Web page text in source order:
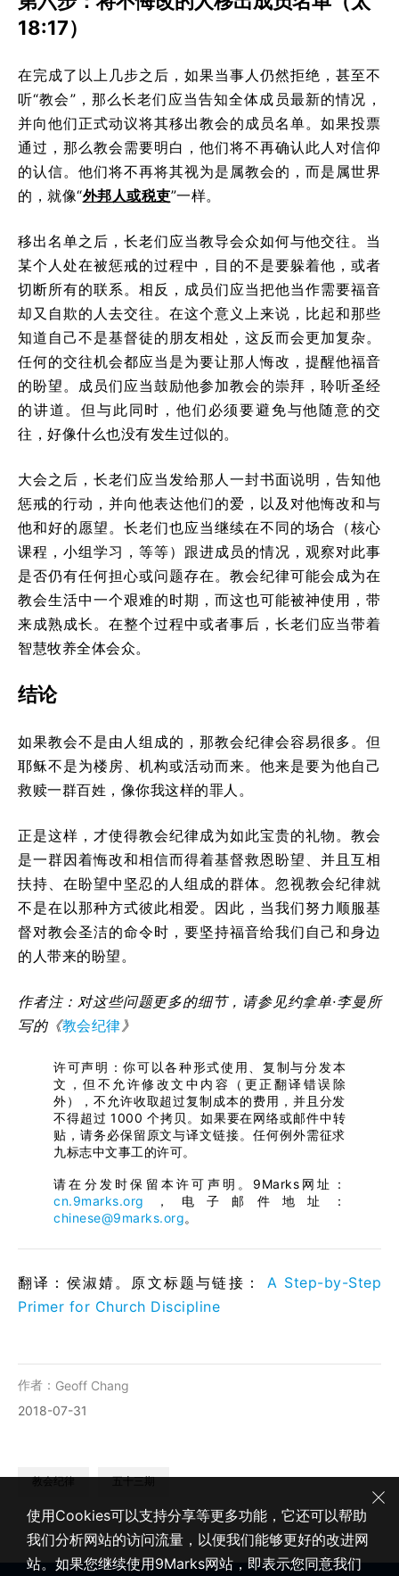
18:17）
在完成了以上几步之后，如果当事人仍然拒绝，甚至不
听“教会”，那么长老们应当告知全体成员最新的情况，
并向他们正式动议将其移出教会的成员名单。如果投票
通过，那么教会需要明白，他们将不再确认此人对信仰
的认信。他们将不再将其视为是属教会的，而是属世界
的，就像“外邦人或税吏”一样。
移出名单之后，长老们应当教导会众如何与他交往。当
某个人处在被惩戒的过程中，目的不是要躲着他，或者
切断所有的联系。相反，成员们应当把他当作需要福音
却又自欺的人去交往。在这个意义上来说，比起和那些
知道自己不是基督徒的朋友相处，这反而会更加复杂。
任何的交往机会都应当是为要让那人悔改，提醒他福音
的盼望。成员们应当鼓励他参加教会的崇拜，聆听圣经
的讲道。但与此同时，他们必须要避免与他随意的交
往，好像什么也没有发生过似的。
大会之后，长老们应当发给那人一封书面说明，告知他
惩戒的行动，并向他表达他们的爱，以及对他悔改和与
他和好的愿望。长老们也应当继续在不同的场合（核心
课程，小组学习，等等）跟进成员的情况，观察对此事
是否仍有任何担心或问题存在。教会纪律可能会成为在
教会生活中一个艰难的时期，而这也可能被神使用，带
来成熟成长。在整个过程中或者事后，长老们应当带着
智慧牧养全体会众。
结论
如果教会不是由人组成的，那教会纪律会容易很多。但
耶稣不是为楼房、机构或活动而来。他来是要为他自己
救赎一群百姓，像你我这样的罪人。
正是这样，才使得教会纪律成为如此宝贵的礼物。教会
是一群因着悔改和相信而得着基督救恩盼望、并且互相
扶持、在盼望中坚忍的人组成的群体。忽视教会纪律就
不是在以那种方式彼此相爱。因此，当我们努力顺服基
督对教会圣洁的命令时，要坚持福音给我们自己和身边
的人带来的盼望。
作者注： 对这些问题更多的细节， 请参见约拿单·李曼所
写的《教会纪律》
许可声明：你可以各种形式使用、复制与分发本
文，但不允许修改文中内容（更正翻译错误除
外），不允许收取超过复制成本的费用，并且分发
不得超过 1000 个拷贝。如果要在网络或邮件中转
贴，请务必保留原文与译文链接。任何例外需征求
九标志中文事工的许可。
请在分发时保留本许可声明。9Marks网址：
cn.9marks.org ，电子邮件地址：
chinese@9marks.org。
翻译：侯淑婧。原文标题与链接： A Step-by-Step
Primer for Church Discipline
作者： Geoff Chang
2018-07-31
教会纪律 五十三期
使用Cookies可以支持分享等更多功能，它还可以帮助
我们分析网站的访问流量，以便我们能够更好的改进网
站。如果您继续使用9Marks网站，即表示您同意我们